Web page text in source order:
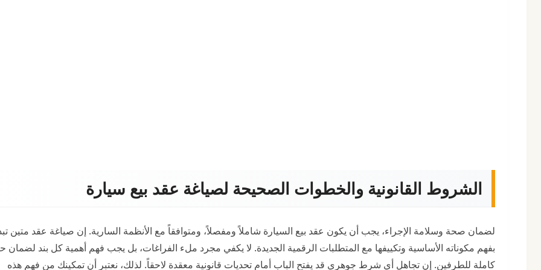
الشروط القانونية والخطوات الصحيحة لصياغة عقد بيع سيارة
لضمان صحة وسلامة الإجراء، يجب أن يكون عقد بيع السيارة شاملاً ومفصلاً، ومتوافقاً مع الأنظمة السارية. إن صياغة عقد متين
بفهم مكوناته الأساسية وتكييفها مع المتطلبات الرقمية الجديدة. لا يكفي مجرد ملء الفراغات، بل يجب فهم أهمية كل بند لضمان
كاملة للطرفين. إن تجاهل أي شرط جوهري قد يفتح الباب أمام تحديات قانونية معقدة لاحقاً. لذلك، نعتبر أن تمكينك من فهم هذه